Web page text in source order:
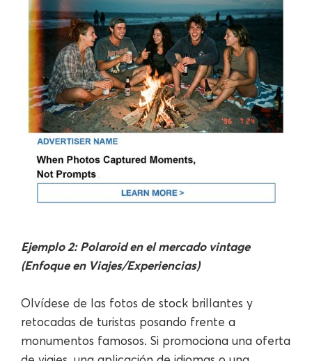
Ejemplo 2: Polaroid en el mercado vintage
(Enfoque en Viajes/Experiencias)
Olvídese de las fotos de stock brillantes y
retocadas de turistas posando frente a
monumentos famosos. Si promociona una oferta